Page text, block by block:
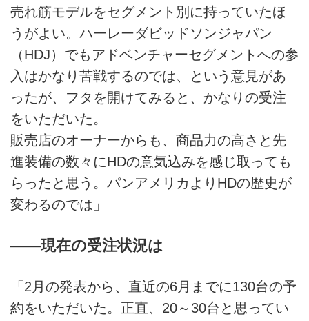
売れ筋モデルをセグメント別に持っていたほ
うがよい。ハーレーダビッドソンジャパン
（HDJ）でもアドベンチャーセグメントへの参
入はかなり苦戦するのでは、という意見があ
ったが、フタを開けてみると、かなりの受注
をいただいた。
販売店のオーナーからも、商品力の高さと先
進装備の数々にHDの意気込みを感じ取っても
らったと思う。パンアメリカよりHDの歴史が
変わるのでは」
――現在の受注状況は
「2月の発表から、直近の6月までに130台の予
約をいただいた。正直、20～30台と思ってい